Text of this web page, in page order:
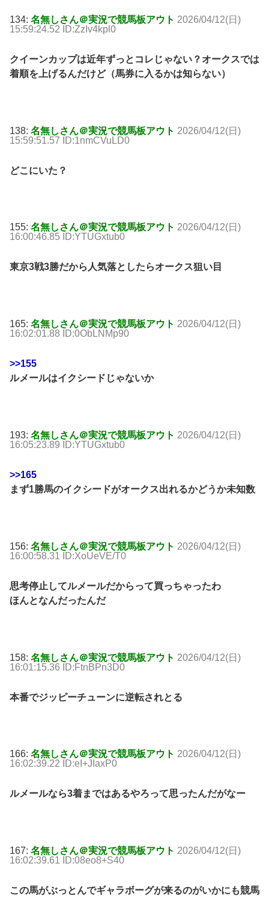
134: 名無しさん＠実況で競馬板アウト 2026/04/12(日)
15:59:24.52 ID:ZzIv4kpl0
クイーンカップは近年ずっとコレじゃない？オークスでは
着順を上げるんだけど（馬券に入るかは知らない）
138: 名無しさん＠実況で競馬板アウト 2026/04/12(日)
15:59:51.57 ID:1nmCVuLD0
どこにいた？
155: 名無しさん＠実況で競馬板アウト 2026/04/12(日)
16:00:46.85 ID:YTUGxtub0
東京3戦3勝だから人気落としたらオークス狙い目
165: 名無しさん＠実況で競馬板アウト 2026/04/12(日)
16:02:01.88 ID:0ObLNMp90
>>155
ルメールはイクシードじゃないか
193: 名無しさん＠実況で競馬板アウト 2026/04/12(日)
16:05:23.89 ID:YTUGxtub0
>>165
まず1勝馬のイクシードがオークス出れるかどうか未知数
156: 名無しさん＠実況で競馬板アウト 2026/04/12(日)
16:00:58.31 ID:XoUeVE/T0
思考停止してルメールだからって買っちゃったわ
ほんとなんだったんだ
158: 名無しさん＠実況で競馬板アウト 2026/04/12(日)
16:01:15.36 ID:FtnBPn3D0
本番でジッピーチューンに逆転されとる
166: 名無しさん＠実況で競馬板アウト 2026/04/12(日)
16:02:39.22 ID:eI+JIaxP0
ルメールなら3着まではあるやろって思ったんだがなー
167: 名無しさん＠実況で競馬板アウト 2026/04/12(日)
16:02:39.61 ID:08eo8+S40
この馬がぶっとんでギャラボーグが来るのがいかにも競馬